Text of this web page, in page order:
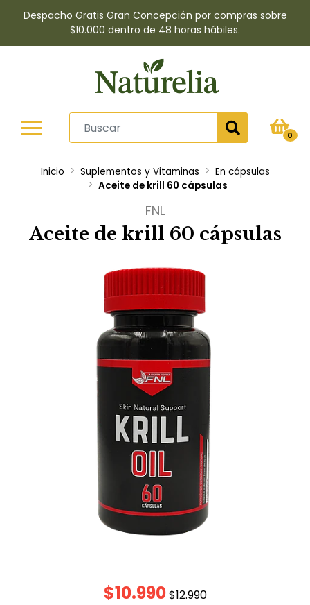
Despacho Gratis Gran Concepción por compras sobre
$10.000 dentro de 48 horas hábiles.
0
Inicio Suplementos y Vitaminas
En cápsulas
Aceite de krill 60 cápsulas
FNL
Aceite de krill 60 cápsulas
$10.990$12.990